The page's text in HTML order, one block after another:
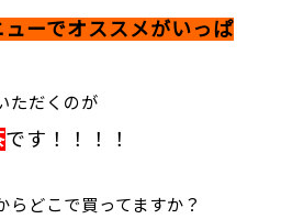
ーでオススメがいっぱ
ただくのが
です！！！！
どこで買ってますか？